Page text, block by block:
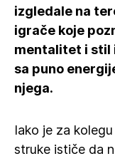
izgledale na
igrače koje
mentalitet i stil
sa puno
njega.
Iako je za
struke ističe da